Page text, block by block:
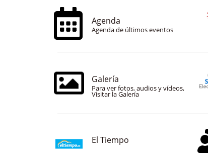
Agenda
Agenda de últimos eventos
Galería
Para ver fotos, audios y vídeos,
Visitar la Galería
El Tiempo